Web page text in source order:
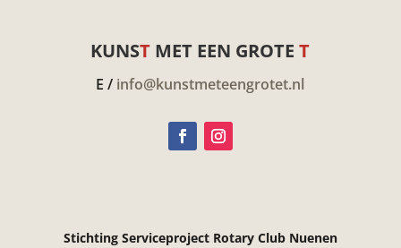
KUNST MET EEN GROTET
E / info@kunstmeteengrotet.nl
Stichting Serviceproject Rotary Club Nuenen